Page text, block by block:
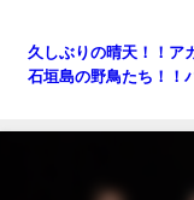
久しぶりの晴天！！ア
石垣島の野鳥たち！！